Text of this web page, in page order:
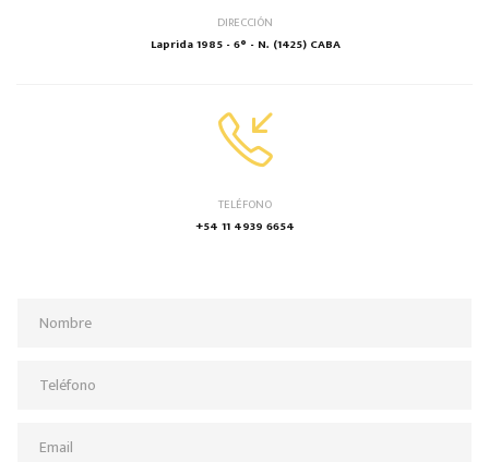
DIRECCIÓN
Laprida 1985 - 6° - N. (1425) CABA
TELÉFONO
+54 11 4939 6654